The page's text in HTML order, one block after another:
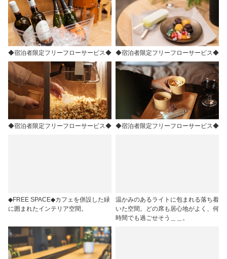
◆宿泊者限定フリーフローサービス◆ ◆宿泊者限定フリーフローサービス◆
◆宿泊者限定フリーフローサービス◆ ◆宿泊者限定フリーフローサービス◆
◆FREE SPACE◆カフェを併設した緑
に囲まれたインテリア空間。
温かみのあるライトに包まれる落ち着
いた空間。どの席も居心地がよく、何
時間でも過ごせそう＿＿。